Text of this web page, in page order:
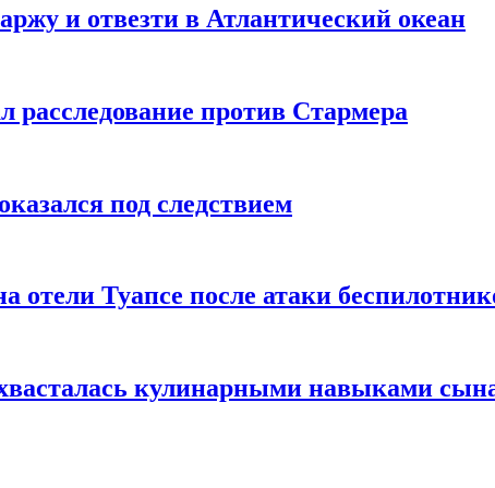
и отвезти в Атлантический океан
расследование против Стармера
под следствием
отели Туапсе после атаки
кулинарными навыками